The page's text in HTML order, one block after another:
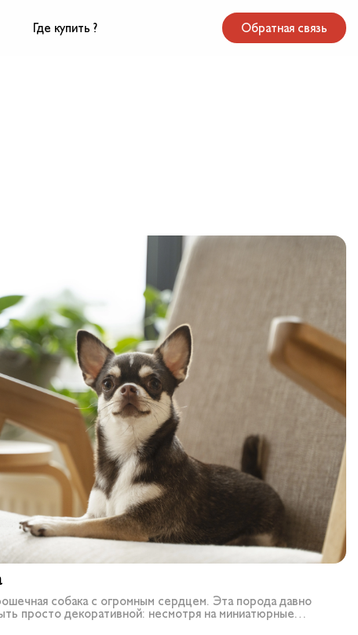
Где купить ? Обратная связь
собака с огромным сердцем. Эта порода давно
просто декоративной: несмотря на миниатюрные